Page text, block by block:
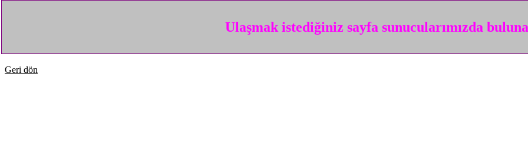
Ulaşmak istediğiniz sayfa sunucularımızda
Geri dön